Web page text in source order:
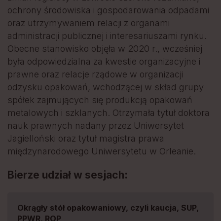
ochrony środowiska i gospodarowania odpadami
oraz utrzymywaniem relacji z organami
administracji publicznej i interesariuszami rynku.
Obecne stanowisko objęła w 2020 r., wcześniej
była odpowiedzialna za kwestie organizacyjne i
prawne oraz relacje rządowe w organizacji
odzysku opakowań, wchodzącej w skład grupy
spółek zajmujących się produkcją opakowań
metalowych i szklanych. Otrzymała tytuł doktora
nauk prawnych nadany przez Uniwersytet
Jagielloński oraz tytuł magistra prawa
międzynarodowego Uniwersytetu w Orleanie.
Bierze udział w sesjach:
Okrągły stół opakowaniowy, czyli kaucja, SUP,
PPWR, ROP